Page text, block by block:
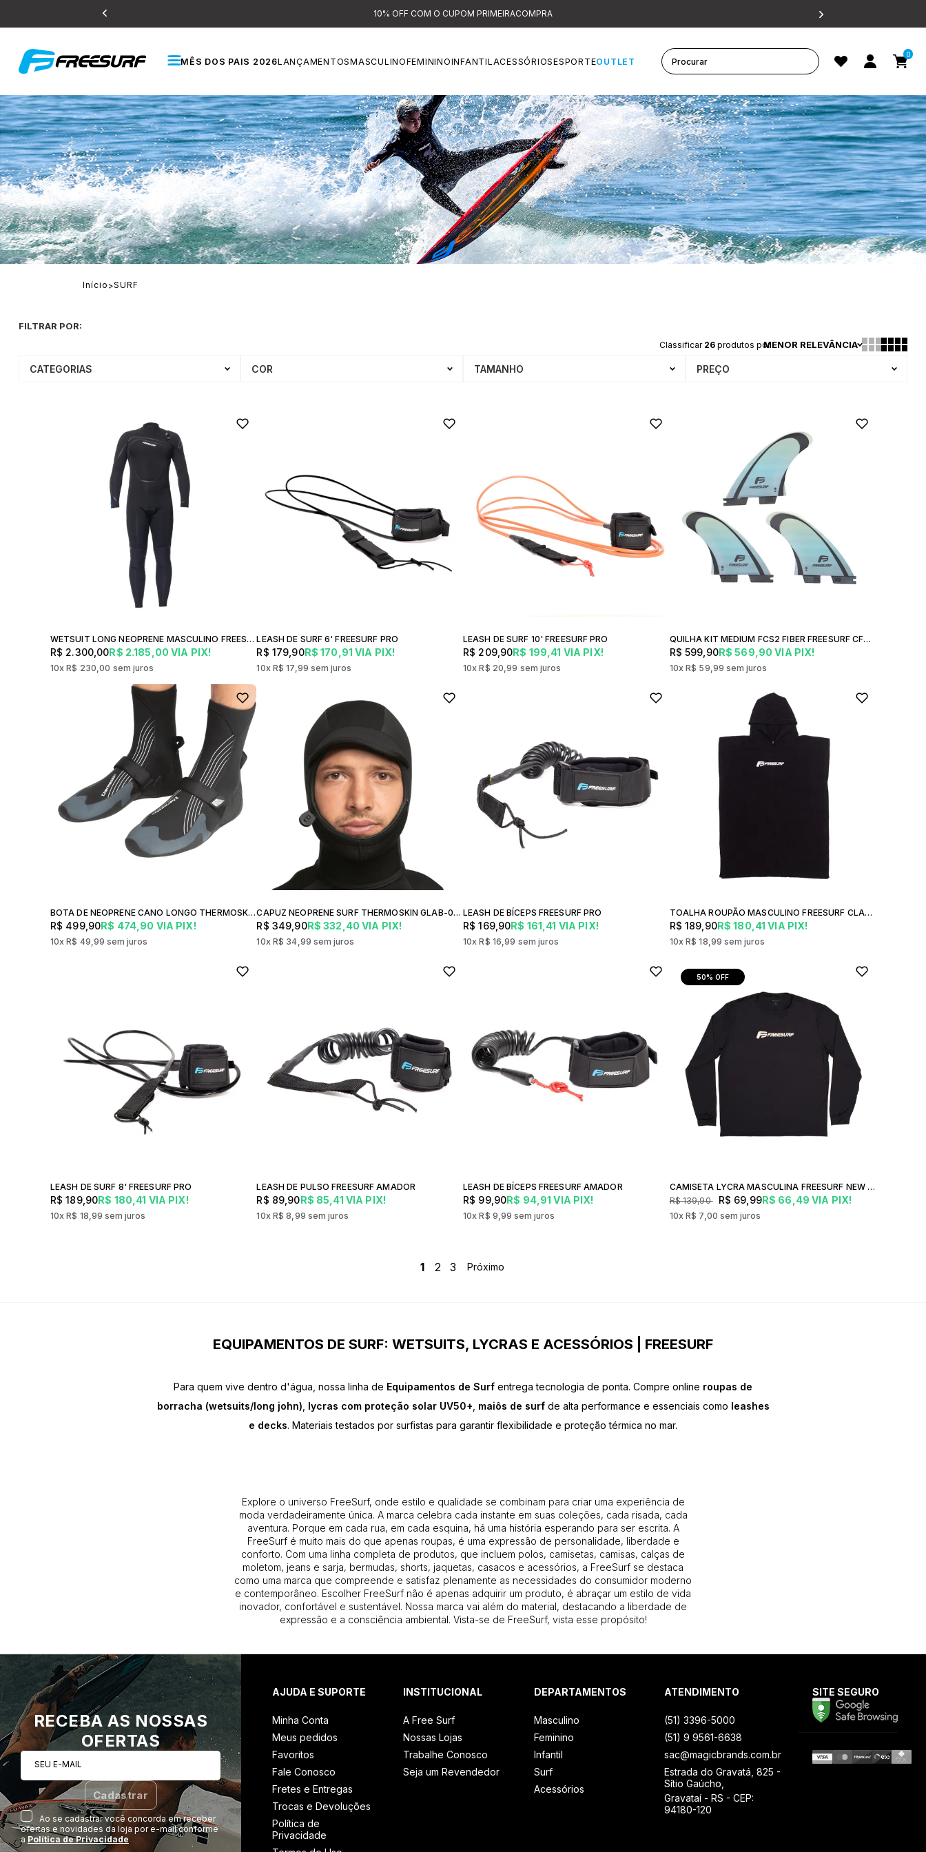
10% OFF COM O CUPOM PRIMEIRACOMPRA
MÊS DOS PAIS 2026LANÇAMENTOSMASCULINOFEMININOINFANTIL ACESSÓRIOSESPORTEOUTLET
0
SURF
Início SURF
Classificar 26 produtos porMENOR RELEVÂNCIA
CATEGORIAS COR TAMANHO PREÇO
WETSUIT LONG NEOPRENE MASCULINO FREESURF X-LIGHTER 3.2
R$ 2.185,00 VIA PIX!
R$ 2.300,00
10xR$ 230,00 sem juros
LEASH DE SURF 6' FREESURF PRO
R$ 170,91 VIA PIX!
R$ 179,90
10x R$ 17,99sem juros
LEASH DE SURF 10' FREESURF PRO
R$ 199,41 VIA PIX!
R$ 209,90
10xR$ 20,99 sem juros
QUILHA KIT MEDIUM FCS2 FIBER FREESURF CFOP5101C
R$ 569,90 VIA PIX!
R$ 599,90
10xR$ 59,99sem juros
BOTA DE NEOPRENE CANO LONGO THERMOSKIN A7FD-W1-COW SURF
R$ 474,90 VIA PIX!
R$ 499,90
10xR$ 49,99sem juros
CAPUZ NEOPRENE SURF THERMOSKIN GLAB-01-COW MERGULHO
R$ 332,40 VIA PIX!
R$ 349,90
10x R$ 34,99sem juros
LEASH DE BÍCEPS FREESURF PRO
R$ 161,41 VIA PIX!
R$ 169,90
10xR$ 16,99 sem juros
TOALHA ROUPÃO MASCULINO FREESURF CLASSIC
R$ 180,41 VIA PIX!
R$ 189,90
10xR$ 18,99sem juros
LEASH DE SURF 8' FREESURF PRO
R$ 180,41 VIA PIX!
R$ 189,90
10xR$ 18,99sem juros
LEASH DE PULSO FREESURF AMADOR
R$ 85,41 VIA PIX!
R$ 89,90
10x R$ 8,99 sem juros
LEASH DE BÍCEPS FREESURF AMADOR
R$ 94,91 VIA PIX!
R$ 99,90
10xR$ 9,99sem juros
50% OFF
CAMISETA LYCRA MASCULINA FREESURF NEW UV
R$ 66,49 VIA PIX!
R$ 139,90 R$ 69,99
10xR$ 7,00sem juros
1 2 3
EQUIPAMENTOS DE SURF: WETSUITS, LYCRAS E ACESSÓRIOS | FREESURF
Para quem vive dentro d'água, nossa linha de Equipamentos de Surf entrega tecnologia de ponta. Compre online roupas de
borracha (wetsuits/long john) lycras com proteção solar UV50+ maiôs de surfde alta performance e essenciais como leashes
e decks. Materiais testados por surfistas para garantir flexibilidade e proteção térmica no mar.
Explore o universo FreeSurf, onde estilo e qualidade se combinam para criar uma experiência de
moda verdadeiramente única. A marca celebra cada instante em suas coleções, cada risada, cada
aventura. Porque em cada rua, em cada esquina, há uma história esperando para ser escrita. A
FreeSurf é muito mais do que apenas roupas, é uma expressão de personalidade, liberdade e
conforto. Com uma linha completa de produtos, que incluem polos, camisetas, camisas, calças de
moletom, jeans e sarja, bermudas, shorts, jaquetas, casacos e acessórios, a FreeSurf se destaca
como uma marca que compreende e satisfaz plenamente as necessidades do consumidor moderno
e contemporâneo. Escolher FreeSurf não é apenas adquirir um produto, é abraçar um estilo de vida
inovador, confortável e sustentável. Nossa marca vai além do material, destacando a liberdade de
expressão e a consciência ambiental. Vista-se de FreeSurf, vista esse propósito!
RECEBA AS NOSSAS
OFERTAS
SEU E-MAIL
Cadastrar
Ao se cadastrar você concorda em receber
ofertas e novidades da loja por e-mail conforme
a Política de Privacidade
AJUDA E SUPORTE
Minha Conta
Meus pedidos
Favoritos
Fale Conosco
Fretes e Entregas
Trocas e Devoluções
Política de
Privacidade
INSTITUCIONAL
A Free Surf
Nossas Lojas
Trabalhe Conosco
Seja um Revendedor
DEPARTAMENTOS
Masculino
Feminino
Infantil
Surf
Acessórios
ATENDIMENTO
(51) 3396-5000
(51) 9 9561-6638
sac@magicbrands.com.br
Estrada do Gravatá, 825 -
Sítio Gaúcho,
Gravataí - RS - CEP:
94180-120
SITE SEGURO